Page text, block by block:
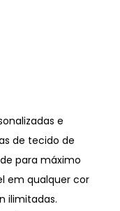
e
de tecido de
para máximo
em qualquer cor
ilimitadas.